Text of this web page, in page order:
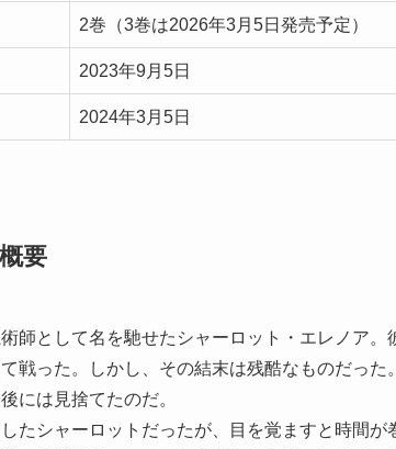
2巻（3巻は2026年3月5日発売予定）
2023年9月5日
2024年3月5日
要
師として名を馳せたシャーロット・エレノア
戦った。しかし、その結末は残酷なものだっ
には見捨てたのだ。
たシャーロットだったが、目を覚ますと時間